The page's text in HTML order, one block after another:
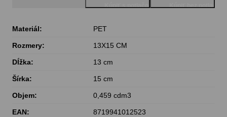
Materiál: PET
Rozmery: 13X15 CM
Dĺžka: 13 cm
Šírka: 15 cm
Objem: 0,459 cdm3
EAN: 8719941012523